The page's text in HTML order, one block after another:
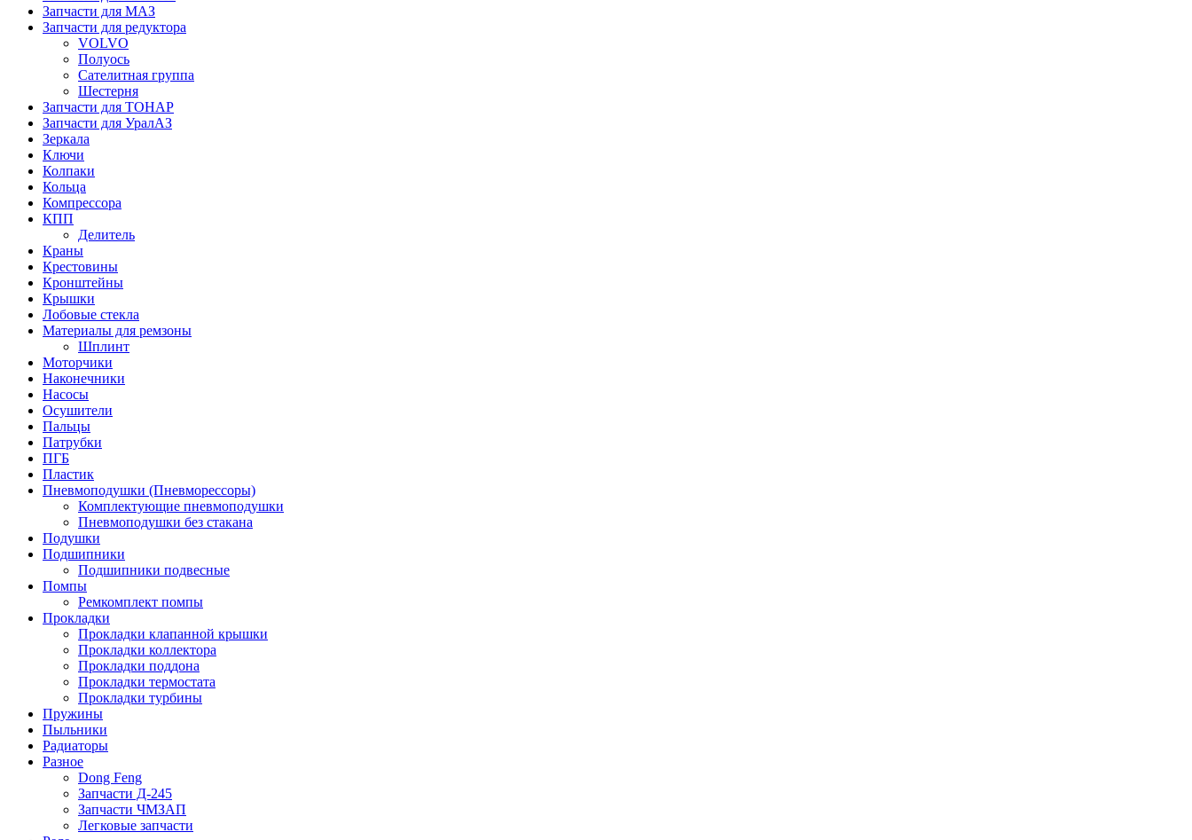
Запчасти для МАЗ
Запчасти для редуктора
VOLVO
Полуось
Сателитная группа
Шестерня
Запчасти для ТОНАР
Запчасти для УралАЗ
Зеркала
Ключи
Колпаки
Кольца
Компрессора
КПП
Делитель
Краны
Крестовины
Кронштейны
Крышки
Лобовые стекла
Материалы для ремзоны
Шплинт
Моторчики
Наконечники
Насосы
Осушители
Пальцы
Патрубки
ПГБ
Пластик
Пневмоподушки (Пневморессоры)
Комплектующие пневмоподушки
Пневмоподушки без стакана
Подушки
Подшипники
Подшипники подвесные
Помпы
Ремкомплект помпы
Прокладки
Прокладки клапанной крышки
Прокладки коллектора
Прокладки поддона
Прокладки термостата
Прокладки турбины
Пружины
Пыльники
Радиаторы
Разное
Dong Feng
Запчасти Д-245
Запчасти ЧМЗАП
Легковые запчасти